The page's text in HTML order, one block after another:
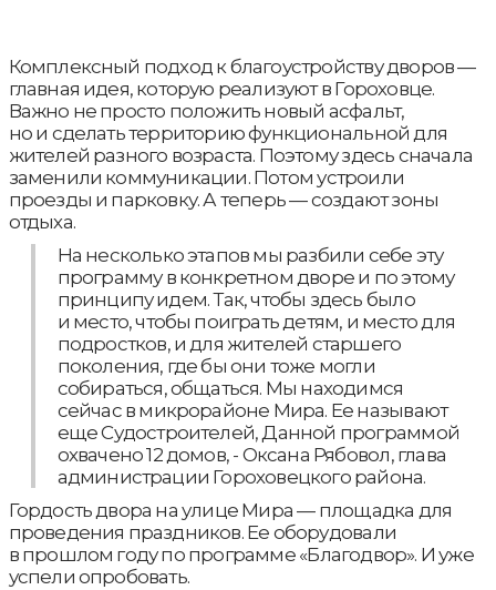
Комплексный подход к благоустройству дворов —
главная идея, которую реализуют в Гороховце.
Важно не просто положить новый асфальт,
но и сделать территорию функциональной для
жителей разного возраста. Поэтому здесь сначала
заменили коммуникации. Потом устроили
проезды и парковку. А теперь — создают зоны
отдыха.
На несколько этапов мы разбили себе эту
программу в конкретном дворе и по этому
принципу идем. Так, чтобы здесь было
и место, чтобы поиграть детям, и место для
подростков, и для жителей старшего
поколения, где бы они тоже могли
собираться, общаться. Мы находимся
сейчас в микрорайоне Мира. Ее называют
еще Судостроителей, Данной программой
охвачено 12 домов, - Оксана Рябовол, глава
администрации Гороховецкого района.
Гордость двора на улице Мира — площадка для
проведения праздников. Ее оборудовали
в прошлом году по программе «Благодвор». И уже
успели опробовать.